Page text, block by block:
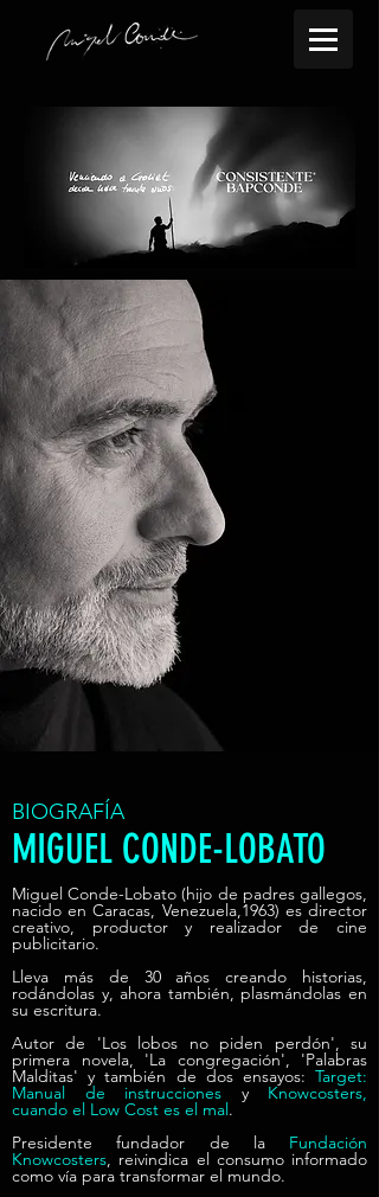
BIOGRAFÍA
MIGUEL CONDE-LOBATO
Miguel Conde-Lobato (hijo de padres gallegos,
nacido en Caracas, Venezuela,1963) es director
creativo, productor y realizador de cine
publicitario.
Lleva más de 30 años creando historias,
rodándolas y, ahora también, plasmándolas en
su escritura.
Autor de 'Los lobos no piden perdón', su
primera novela, 'La congregación', 'Palabras
Malditas' y también de dos ensayos: Target:
Manual de instrucciones y Knowcosters,
cuando el Low Cost es el mal.
Presidente fundador de la Fundación
Knowcosters, reivindica el consumo informado
como vía para transformar el mundo.